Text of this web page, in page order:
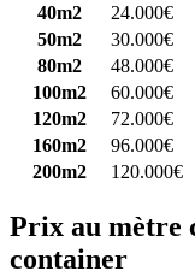
40m2
24.000€
50m2
30.000€
80m2
48.000€
100m2
60.000€
120m2
72.000€
160m2
96.000€
200m2
120.000€
Prix au mètre
container